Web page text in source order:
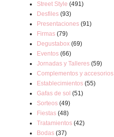
Street Style (491)
Desfiles (93)
Presentaciones (91)
Firmas (79)
Degustabox (69)
Eventos (66)
Jornadas y Talleres (59)
Complementos y accesorios
Establecimientos (55)
Gafas de sol (51)
Sorteos (49)
Fiestas (48)
Tratamientos (42)
Bodas (37)